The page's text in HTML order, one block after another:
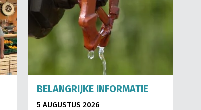
BELANGRIJKE INFORMATIE
5 AUGUSTUS 2026